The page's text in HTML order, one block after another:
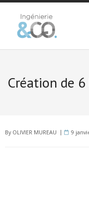
NOS MEMBRES
Création de
By OLIVIER MUREAU 9